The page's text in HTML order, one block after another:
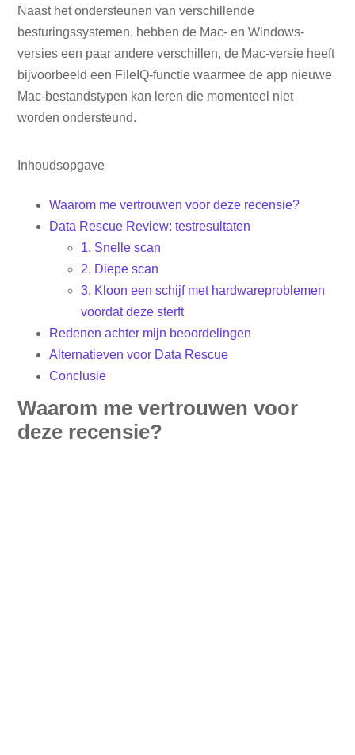
Naast het ondersteunen van verschillende
besturingssystemen, hebben de Mac- en Windows-
versies een paar andere verschillen, de Mac-versie heeft
bijvoorbeeld een FileIQ-functie waarmee de app nieuwe
Mac-bestandstypen kan leren die momenteel niet
worden ondersteund.
Inhoudsopgave
Waarom me vertrouwen voor deze recensie?
Data Rescue Review: testresultaten
1. Snelle scan
2. Diepe scan
3. Kloon een schijf met hardwareproblemen
voordat deze sterft
Redenen achter mijn beoordelingen
Alternatieven voor Data Rescue
Conclusie
Waarom me vertrouwen voor
deze recensie?